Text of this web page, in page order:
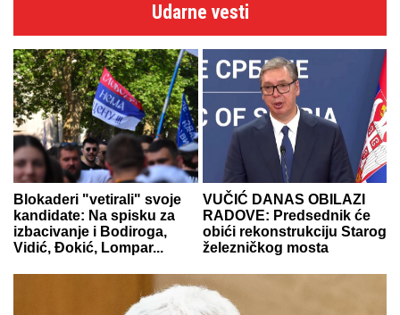
Udarne vesti
Blokaderi "vetirali" svoje
kandidate: Na spisku za
izbacivanje i Bodiroga,
Vidić, Đokić, Lompar...
VUČIĆ DANAS OBILAZI
RADOVE: Predsednik će
obići rekonstrukciju Starog
železničkog mosta